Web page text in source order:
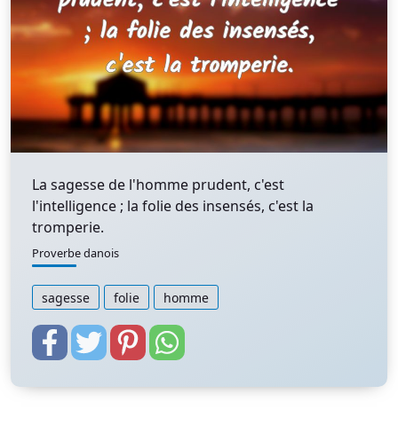
La sagesse de l'homme prudent, c'est
l'intelligence ; la folie des insensés, c'est la
tromperie.
Proverbe danois
sagesse folie homme